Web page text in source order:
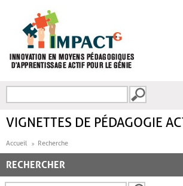
FORMULAIRE DE
VIGNETTES DE PÉDAGOGIE
Accueil Recherche
RECHERCHER